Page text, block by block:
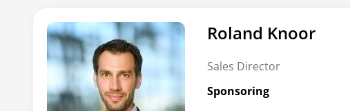
Roland Knoor
Sales Director
Sponsoring